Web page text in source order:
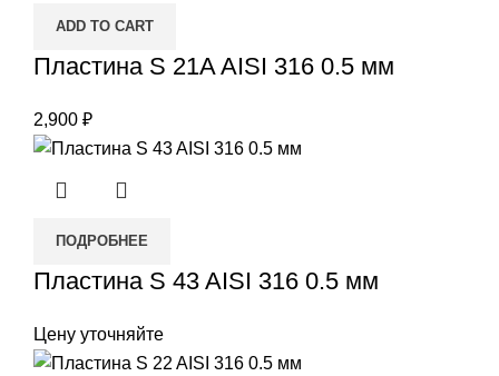
ADD TO CART
Пластина S 21A AISI 316 0.5 мм
2,900 ₽
ПОДРОБНЕЕ
Пластина S 43 AISI 316 0.5 мм
Цену уточняйте